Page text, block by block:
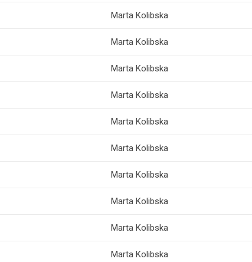
Marta Kolibska
Marta Kolibska
Marta Kolibska
Marta Kolibska
Marta Kolibska
Marta Kolibska
Marta Kolibska
Marta Kolibska
Marta Kolibska
Marta Kolibska